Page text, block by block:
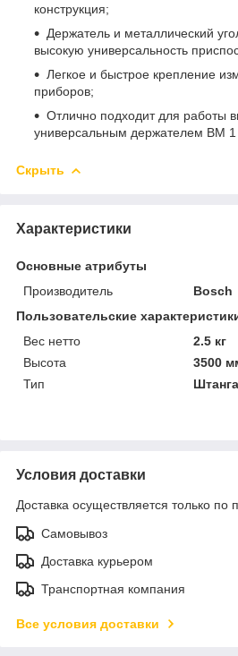
конструкция;
Держатель и металлический
высокую универсальность
Легкое и быстрое крепление
приборов;
Отлично подходит для работы
универсальным держателем BM 1
Скрыть
Характеристики
Основные атрибуты
Производитель
Bosch
Пользовательские
Вес нетто
2.5 кг
Высота
3500
Тип
Штанга
Условия доставки
Доставка осуществляется только по
Самовывоз
Доставка курьером
Транспортная компания
Все условия доставки